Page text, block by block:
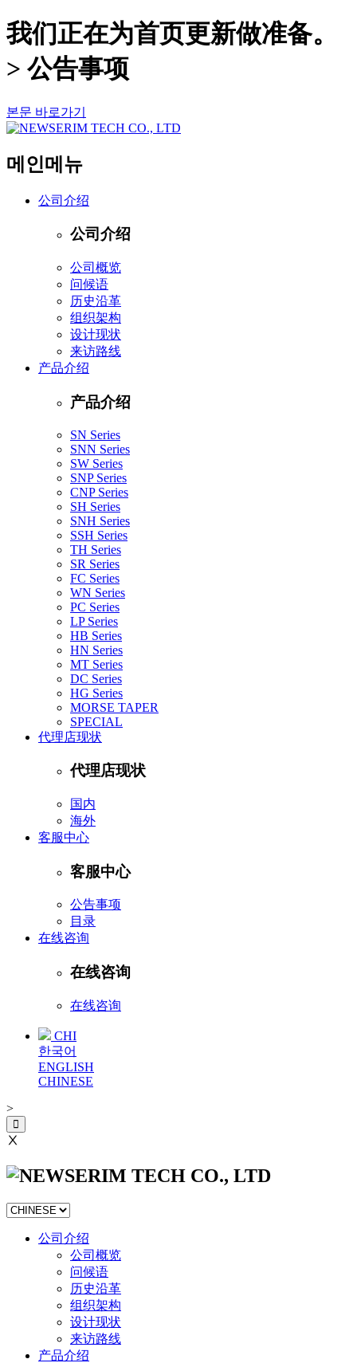
我们正在为首页更新做准备。
> 公告事项
본문 바로가기
메인메뉴
公司介绍
公司介绍
公司概览
问候语
历史沿革
组织架构
设计现状
来访路线
产品介绍
产品介绍
SN Series
SNN Series
SW Series
SNP Series
CNP Series
SH Series
SNH Series
SSH Series
TH Series
SR Series
FC Series
WN Series
PC Series
LP Series
HB Series
HN Series
MT Series
DC Series
HG Series
MORSE TAPER
SPECIAL
代理店现状
代理店现状
国内
海外
客服中心
客服中心
公告事项
目录
在线咨询
在线咨询
在线咨询
CHI
한국어
ENGLISH
CHINESE
>
Ⅹ
公司介绍
公司概览
问候语
历史沿革
组织架构
设计现状
来访路线
产品介绍